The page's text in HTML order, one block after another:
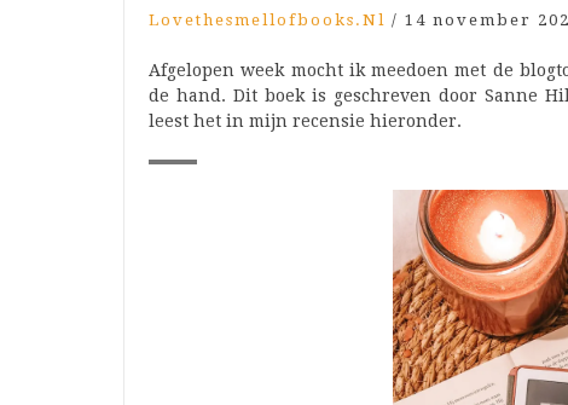
Lovethesmellofbooks.nl / 14 november
Afgelopen week mocht ik meedoen met de
de hand. Dit boek is geschreven door Sanne
leest het in mijn recensie hieronder.